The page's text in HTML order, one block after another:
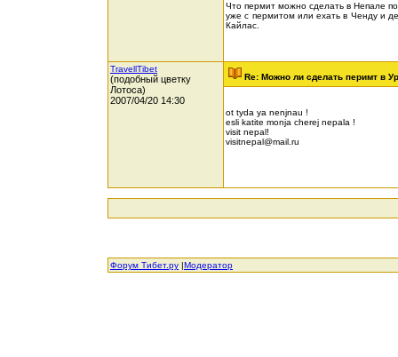
Что пермит можно сделать в Непале
уже с пермитом или ехать в Ченду и
Кайлас.
TravellTibet
(подобный цветку
Лотоса)
2007/04/20 14:30
Re: Можно ли сделать перимт в
ot tyda ya nenjnau !
esli katite monja cherej nepala !
visit nepal!
visitnepal@mail.ru
Форум Тибет.ру |Модератор